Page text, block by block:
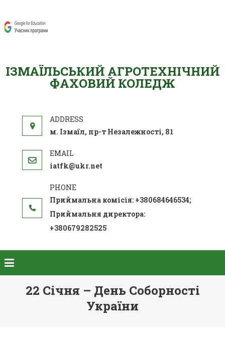
ІЗМАЇЛЬСЬКИЙ АГРОТЕХНІЧНИЙ
ФАХОВИЙ КОЛЕДЖ
м. Ізмаїл, пр-т Незалежності, 81
iatfk@ukr.net
Приймальна комісія: +380684646534;
Приймальня директора:
+380679282525
22 Січня – День Соборності
України